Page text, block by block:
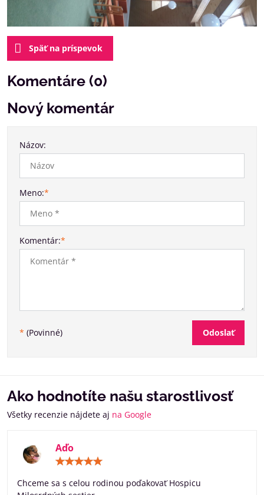
Späť na príspevok
Komentáre (0)
Nový komentár
Názov:
Meno:*
Komentár:*
* (Povinné) Odoslať
Ako hodnotíte našu starostlivosť
Všetky recenzie nájdete aj na Google
Aďo
5
Chceme sa s celou rodinou poďakovať Hospicu